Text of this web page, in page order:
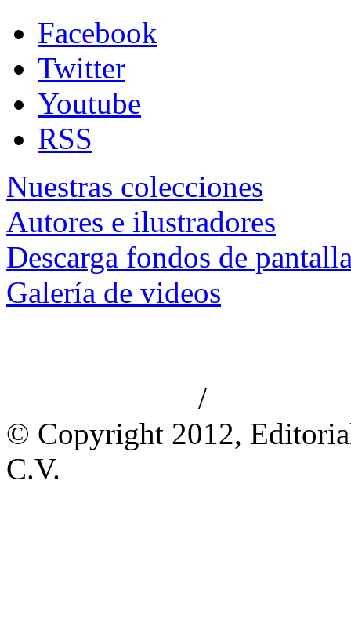
Facebook
Twitter
Youtube
RSS
Nuestras colecciones
Autores e ilustradores
Descarga fondos de
Galería de videos
/
© Copyright 2012,
C.V.